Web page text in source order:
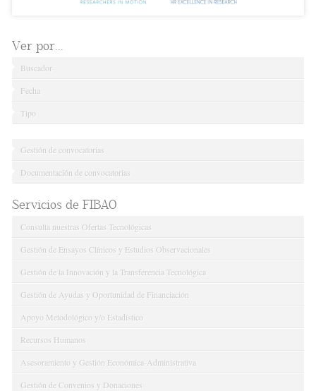
Ver por...
Buscador
Fecha
Tipo
Gestión de convocatorias
Documentación de convocatorias
Servicios de FIBAO
Consulta nuestras Ofertas Tecnológicas
Gestión de Ensayos Clínicos y Estudios Observacionales
Gestión de la Innovación y la Transferencia Tecnológica
Gestión de Ayudas y Oportunidad de Financiación
Apoyo Metodológico y/o Estadístico
Recursos Humanos
Asesoramiento y Gestión Económica-Administrativa
Gestión de Convenios y Donaciones